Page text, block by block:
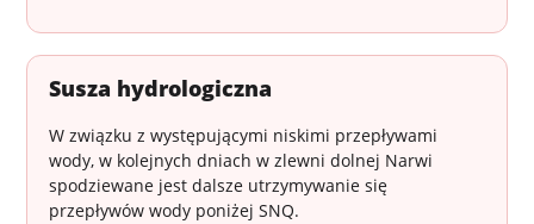
Susza hydrologiczna
W związku z występującymi niskimi przepływami
wody, w kolejnych dniach w zlewni dolnej Narwi
spodziewane jest dalsze utrzymywanie się
przepływów wody poniżej SNQ.